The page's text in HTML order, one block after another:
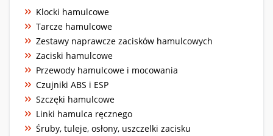
Klocki hamulcowe
Tarcze hamulcowe
Zestawy naprawcze zacisków hamulcowych
Zaciski hamulcowe
Przewody hamulcowe i mocowania
Czujniki ABS i ESP
Szczęki hamulcowe
Linki hamulca ręcznego
Śruby, tuleje, osłony, uszczelki zacisku